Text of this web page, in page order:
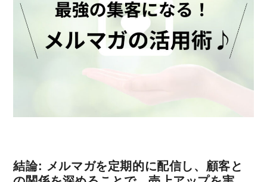
結論: メルマガを定期的に配信し、顧客と